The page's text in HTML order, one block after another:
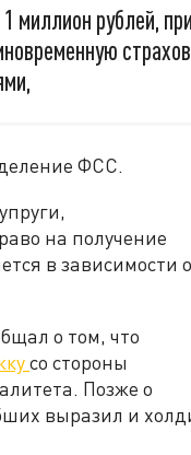
миллион рублей, при
ФСС.
на получение
в зависимости
о том, что
со стороны
Позже о
выразил и